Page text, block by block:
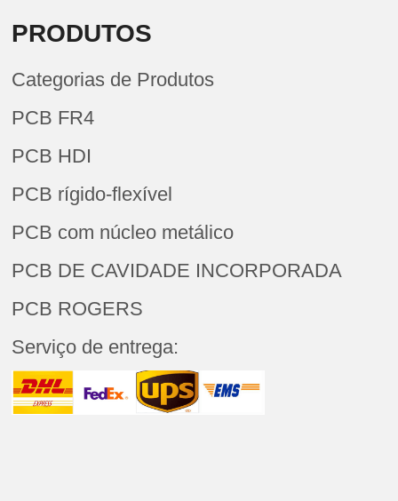
PRODUTOS
Categorias de Produtos
PCB FR4
PCB HDI
PCB rígido-flexível
PCB com núcleo metálico
PCB DE CAVIDADE INCORPORADA
PCB ROGERS
Serviço de entrega: